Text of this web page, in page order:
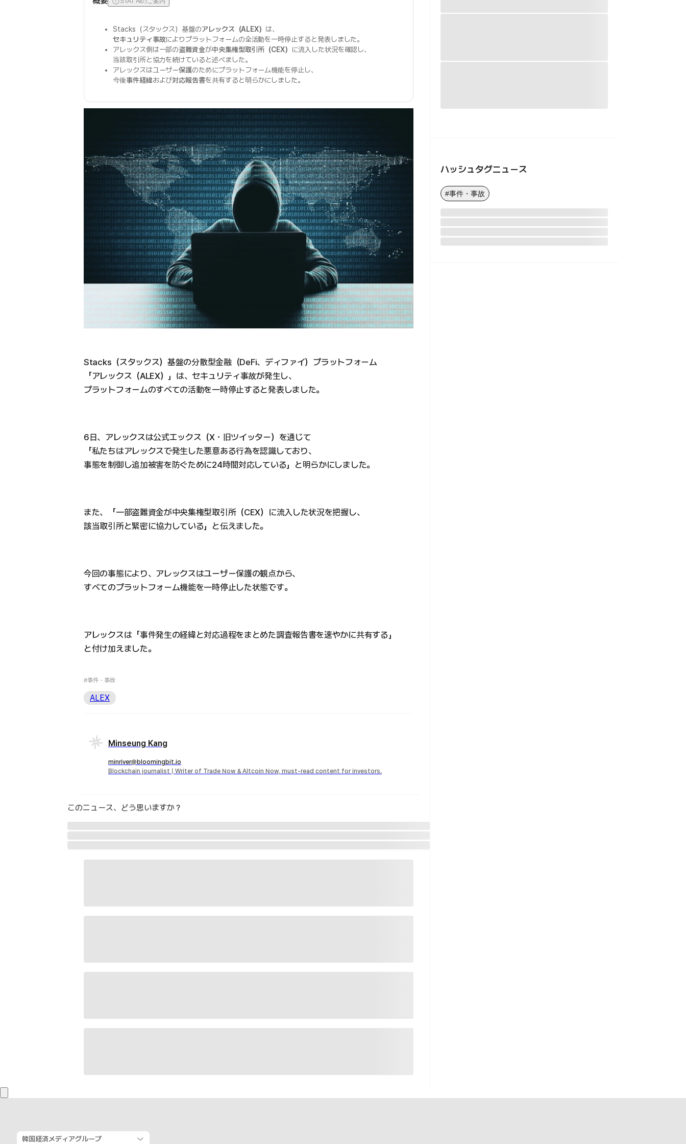
Stacks（スタックス）基盤のアレックス（ALEX） は、
セキュリティ事故によりプラットフォームの全活動を一時停止すると発表しました。
アレックス側は一部の盗難資金が中央集権型取引所（CEX）
に流入した状況を確認し、
当該取引所と協力を続けていると述べました。
アレックスはユーザー保護のためにプラットフォーム機能を停止し、
今後事件経緯および対応報告書を共有すると明らかにしました。
Stacks（スタックス）基盤の分散型金融（DeFi、ディファイ）プラットフォーム
「アレックス（ALEX）」は、セキュリティ事故が発生し、
プラットフォームのすべての活動を一時停止すると発表しました。
6日、アレックスは公式エックス（X・旧ツイッター）を通じて
「私たちはアレックスで発生した悪意ある行為を認識しており、
事態を制御し追加被害を防ぐために24時間対応している」と明らかにしました。
また、「一部盗難資金が中央集権型取引所（CEX）に流入した状況を把握し、
該当取引所と緊密に協力している」と伝えました。
今回の事態により、アレックスはユーザー保護の観点から、
すべてのプラットフォーム機能を一時停止した状態です。
アレックスは「事件発生の経緯と対応過程をまとめた調査報告書を速やかに共有する」
と付け加えました。
#事件・事故
ALEX
Minseung Kang
minriver@bloomingbit.io
Blockchain journalist | Writer of Trade Now & Altcoin Now, must-read content for investors.
このニュース、どう思いますか？
ハッシュタグニュース
#事件・事故
韓国経済メディアグループ